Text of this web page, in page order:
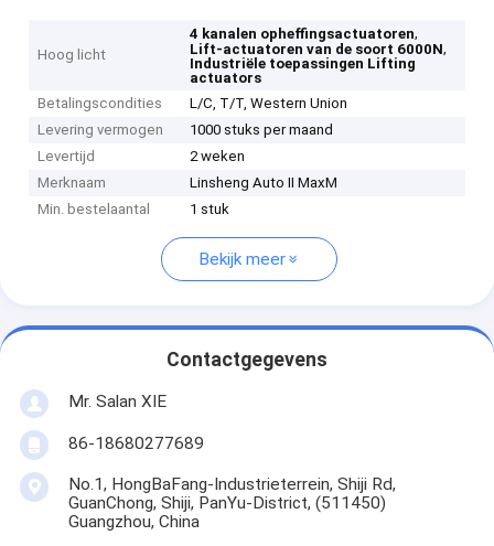
Hoog licht
4 kanalen opheffingsactuatoren,
Lift-actuatoren van de soort 6000N,
Industriële toepassingen Lifting
actuators
Betalingscondities
L/C, T/T, Western Union
Levering vermogen
1000 stuks per maand
Levertijd
2 weken
Merknaam
Linsheng Auto II MaxM
Min. bestelaantal
1 stuk
Bekijk meer
Contactgegevens
Mr. Salan XIE
86-18680277689
No.1, HongBaFang-Industrieterrein, Shiji Rd,
GuanChong, Shiji, PanYu-District, (511450)
Guangzhou, China